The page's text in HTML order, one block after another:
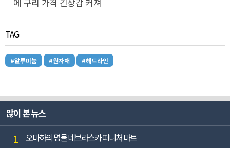
TAG
#알루미늄 #원자재 #헤드라인
많이 본 뉴스
1 오마하의 명물 네브라스카 퍼니처 마트